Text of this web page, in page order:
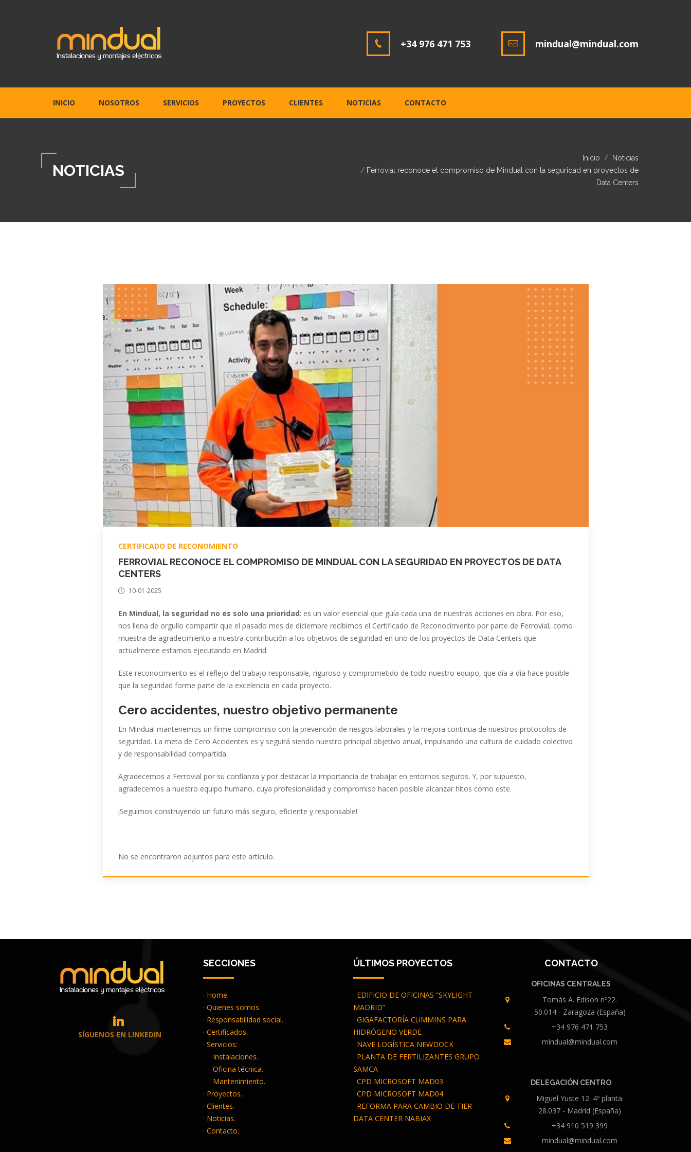
+34 976 471 753 mindual@mindual.com
INICIO NOSOTROS SERVICIOS PROYECTOS CLIENTES NOTICIAS CONTACTO
NOTICIAS
Inicio
Noticias
Ferrovial reconoce el compromiso de Mindual con la seguridad en proyectos de
Data Centers
CERTIFICADO DE RECONOMIENTO
FERROVIAL RECONOCE EL COMPROMISO DE MINDUAL CON LA SEGURIDAD EN PROYECTOS DE DATA
CENTERS
10-01-2025
En Mindual, la seguridad no es solo una prioridad: es un valor esencial que guía cada una de nuestras acciones en obra. Por eso,
nos llena de orgullo compartir que el pasado mes de diciembre recibimos el Certificado de Reconocimiento por parte de Ferrovial, como
muestra de agradecimiento a nuestra contribución a los objetivos de seguridad en uno de los proyectos de Data Centers que
actualmente estamos ejecutando en Madrid.
Este reconocimiento es el reflejo del trabajo responsable, riguroso y comprometido de todo nuestro equipo, que día a día hace posible
que la seguridad forme parte de la excelencia en cada proyecto.
Cero accidentes, nuestro objetivo permanente
En Mindual mantenemos un firme compromiso con la prevención de riesgos laborales y la mejora continua de nuestros protocolos de
seguridad. La meta de Cero Accidentes es y seguirá siendo nuestro principal objetivo anual, impulsando una cultura de cuidado colectivo
y de responsabilidad compartida.
Agradecemos a Ferrovial por su confianza y por destacar la importancia de trabajar en entornos seguros. Y, por supuesto,
agradecemos a nuestro equipo humano, cuya profesionalidad y compromiso hacen posible alcanzar hitos como este.
¡Seguimos construyendo un futuro más seguro, eficiente y responsable!
No se encontraron adjuntos para este artículo.
SÍGUENOS EN LINKEDIN
SECCIONES
· Home.
· Quienes somos.
· Responsabilidad social.
· Certificados.
· Servicios:
· Instalaciones.
· Oficina técnica.
· Mantenimiento.
· Proyectos.
· Clientes.
· Noticias.
· Contacto.
ÚLTIMOS PROYECTOS
· EDIFICIO DE OFICINAS “SKYLIGHT
MADRID”
· GIGAFACTORÍA CUMMINS PARA
HIDRÓGENO VERDE
· NAVE LOGÍSTICA NEWDOCK
· PLANTA DE FERTILIZANTES GRUPO
SAMCA
· CPD MICROSOFT MAD03
· CPD MICROSOFT MAD04
· REFORMA PARA CAMBIO DE TIER
DATA CENTER NABIAX
CONTACTO
OFICINAS CENTRALES
Tomás A. Edison nº22.
50.014 - Zaragoza (España)
+34 976 471 753
mindual@mindual.com
DELEGACIÓN CENTRO
Miguel Yuste 12. 4º planta.
28.037 - Madrid (España)
+34 910 519 399
mindual@mindual.com